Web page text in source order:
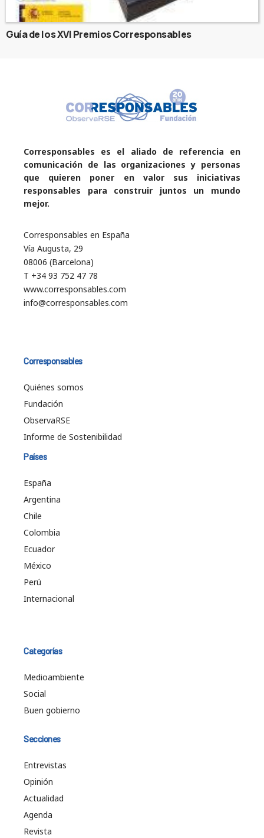
Guía de los XVI Premios Corresponsables
Corresponsables es el aliado de referencia en
comunicación de las organizaciones y personas
que quieren poner en valor sus iniciativas
responsables para construir juntos un mundo
mejor.
Corresponsables en España
Vía Augusta, 29
08006 (Barcelona)
T +34 93 752 47 78
www.corresponsables.com
info@corresponsables.com
Corresponsables
Quiénes somos
Fundación
ObservaRSE
Informe de Sostenibilidad
Países
España
Argentina
Chile
Colombia
Ecuador
México
Perú
Internacional
Categorías
Medioambiente
Social
Buen gobierno
Secciones
Entrevistas
Opinión
Actualidad
Agenda
Revista